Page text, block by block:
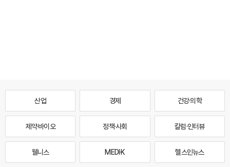
산업 경제 건강·의학
제약·바이오 정책·사회 칼럼·인터뷰
웰니스 MEDI·K 헬스인뉴스